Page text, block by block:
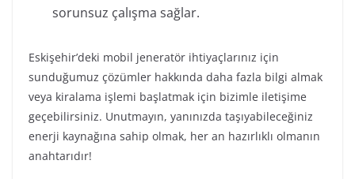
sorunsuz çalışma sağlar.
Eskişehir’deki mobil jeneratör ihtiyaçlarınız için
sunduğumuz çözümler hakkında daha fazla bilgi almak
veya kiralama işlemi başlatmak için bizimle iletişime
geçebilirsiniz. Unutmayın, yanınızda taşıyabileceğiniz
enerji kaynağına sahip olmak, her an hazırlıklı olmanın
anahtarıdır!